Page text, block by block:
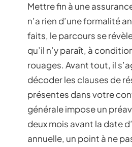
Mettre fin à une
n’a rien d’une formalité
faits, le parcours se
qu’il n’y paraît, à
rouages. Avant tout, il
décoder les clauses de
présentes dans votre
générale impose un
deux mois avant la date
annuelle, un point à ne